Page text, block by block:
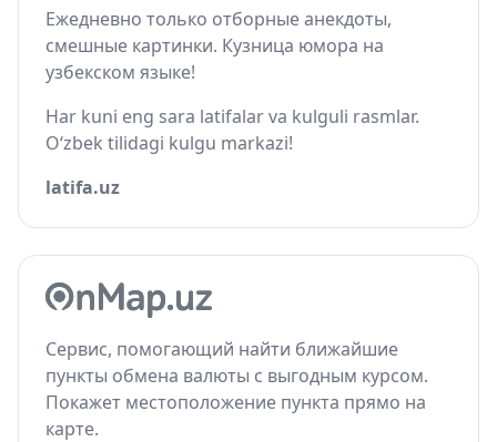
Ежедневно только отборные анекдоты,
смешные картинки. Кузница юмора на
узбекском языке!
Har kuni eng sara latifalar va kulguli rasmlar.
O‘zbek tilidagi kulgu markazi!
latifa.uz
Сервис, помогающий найти ближайшие
пункты обмена валюты с выгодным курсом.
Покажет местоположение пункта прямо на
карте.